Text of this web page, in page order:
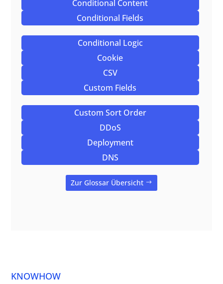
Conditional Content
Conditional Fields
Conditional Logic
Cookie
CSV
Custom Fields
Custom Sort Order
DDoS
Deployment
DNS
Zur Glossar Übersicht
KNOWHOW